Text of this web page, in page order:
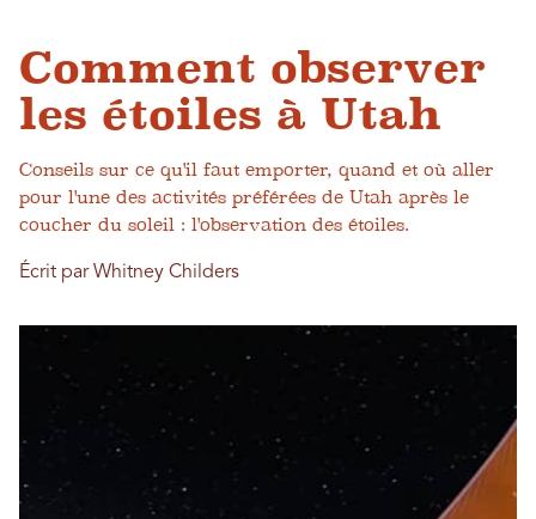
Comment observer
les étoiles à Utah
Conseils sur ce qu'il faut emporter, quand et où aller
pour l'une des activités préférées de Utah après le
coucher du soleil : l'observation des étoiles.
Écrit par Whitney Childers